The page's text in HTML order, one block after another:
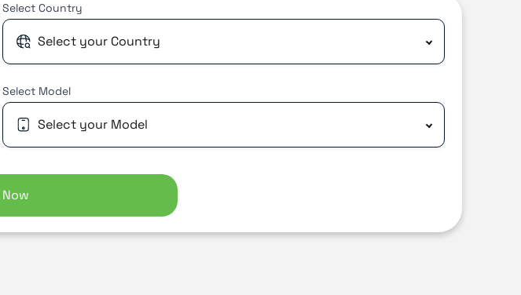
Select Country
Select your Country
Select Model
Select your Model